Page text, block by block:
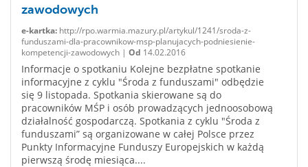
zawodowych
e-kartka: http://rpo.warmia.mazury.pl/artykul/1241/sroda-z-
funduszami-dla-pracownikow-msp-planujacych-podniesienie-
kompetencji-zawodowych | Od 14.02.2016
Informacje o spotkaniu Kolejne bezpłatne spotkanie
informacyjne z cyklu "Środa z funduszami" odbędzie
się 9 listopada. Spotkania skierowane są do
pracowników MŚP i osób prowadzących jednoosobową
działalność gospodarczą. Spotkania z cyklu "Środa z
funduszami” są organizowane w całej Polsce przez
Punkty Informacyjne Funduszy Europejskich w każdą
pierwszą środę miesiąca....